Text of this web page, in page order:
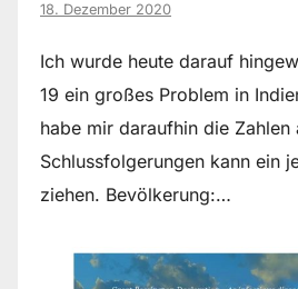
18. Dezember 2020
Ich wurde heute darauf
19 ein großes Problem in
habe mir daraufhin die Zahlen
Schlussfolgerungen kann ein
ziehen. Bevölkerung:…